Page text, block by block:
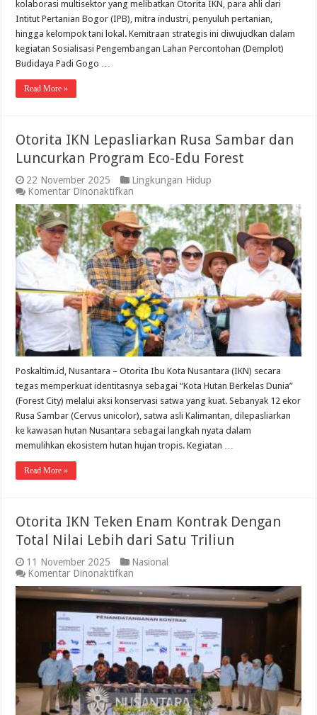
kolaborasi multisektor yang melibatkan Otorita IKN, para ahli dari
Intitut Pertanian Bogor (IPB), mitra industri, penyuluh pertanian,
hingga kelompok tani lokal. Kemitraan strategis ini diwujudkan dalam
kegiatan Sosialisasi Pengembangan Lahan Percontohan (Demplot)
Budidaya Padi Gogo …
Read More »
Otorita IKN Lepasliarkan Rusa Sambar dan
Luncurkan Program Eco-Edu Forest
22 November 2025
Lingkungan Hidup
Komentar Dinonaktifkan
Otorita
IKN
Lepasliarkan
Rusa
Sambar
dan
Luncurkan
Program
Eco-
Edu
Forest
Poskaltim.id, Nusantara – Otorita Ibu Kota Nusantara (IKN) secara
tegas memperkuat identitasnya sebagai “Kota Hutan Berkelas Dunia”
(Forest City) melalui aksi konservasi satwa yang kuat. Sebanyak 12 ekor
Rusa Sambar (Cervus unicolor), satwa asli Kalimantan, dilepasliarkan
ke kawasan hutan Nusantara sebagai langkah nyata dalam
memulihkan ekosistem hutan hujan tropis. Kegiatan …
Read More »
Otorita IKN Teken Enam Kontrak Dengan
Total Nilai Lebih dari Satu Triliun
11 November 2025
Nasional
Komentar Dinonaktifkan
Otorita
IKN
Teken
Enam
Kontrak
Dengan
Total
Nilai
Lebih
dari
Satu
Triliun